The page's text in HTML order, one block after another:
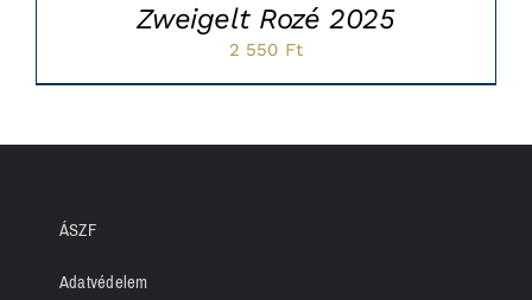
Zweigelt Rozé 2025
2 550 Ft
ÁSZF
Adatvédelem